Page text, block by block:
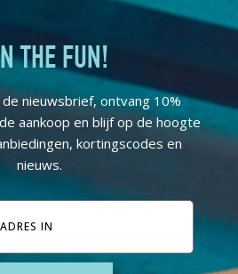
THE FUN!
nieuwsbrief, ontvang 10%
aankoop en blijf op de hoogte
kortingscodes en
nieuws.